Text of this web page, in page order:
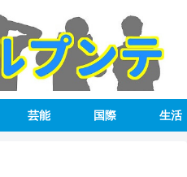
芸能 国際 生活